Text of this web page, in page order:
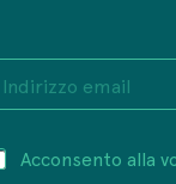
Acconsento alla